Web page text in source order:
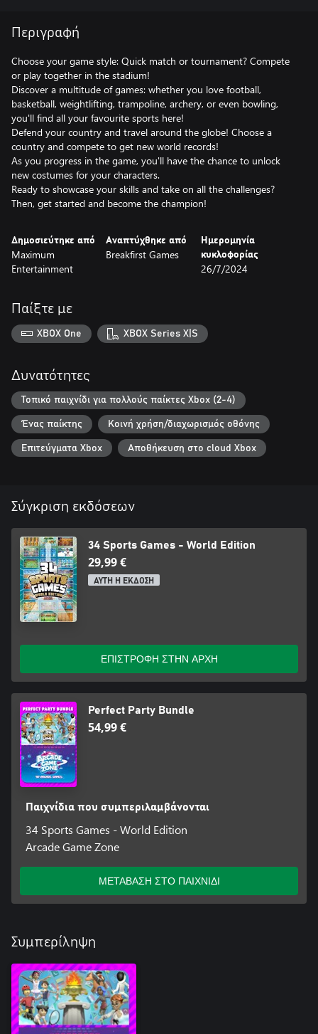
Περιγραφή
Choose your game style: Quick match or tournament? Compete
or play together in the stadium!
Discover a multitude of games: whether you love football,
basketball, weightlifting, trampoline, archery, or even bowling,
you'll find all your favourite sports here!
Defend your country and travel around the globe! Choose a
country and compete to get new world records!
As you progress in the game, you'll have the chance to unlock
new costumes for your characters.
Ready to showcase your skills and take on all the challenges?
Then, get started and become the champion!
Δημοσιεύτηκε από
Maximum
Entertainment
Αναπτύχθηκε από
Breakfirst Games
Ημερομηνία
κυκλοφορίας
26/7/2024
Παίξτε με
XBOX One XBOX Series X|S
Δυνατότητες
Τοπικό παιχνίδι για πολλούς παίκτες Xbox (2-4)
Ένας παίκτης Κοινή χρήση/διαχωρισμός οθόνης
Επιτεύγματα Xbox Αποθήκευση στο cloud Xbox
Σύγκριση εκδόσεων
34 Sports Games - World Edition
29,99 €
ΑΥΤΗ Η ΕΚΔΟΣΗ
ΕΠΙΣΤΡΟΦΗ ΣΤΗΝ ΑΡΧΗ
Perfect Party Bundle
54,99 €
Παιχνίδια που συμπεριλαμβάνονται
34 Sports Games - World Edition
Arcade Game Zone
ΜΕΤΑΒΑΣΗ ΣΤΟ ΠΑΙΧΝΙΔΙ
Συμπερίληψη